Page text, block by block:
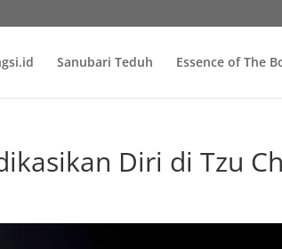
Sanubari Teduh Essence of The
Diri di Tzu